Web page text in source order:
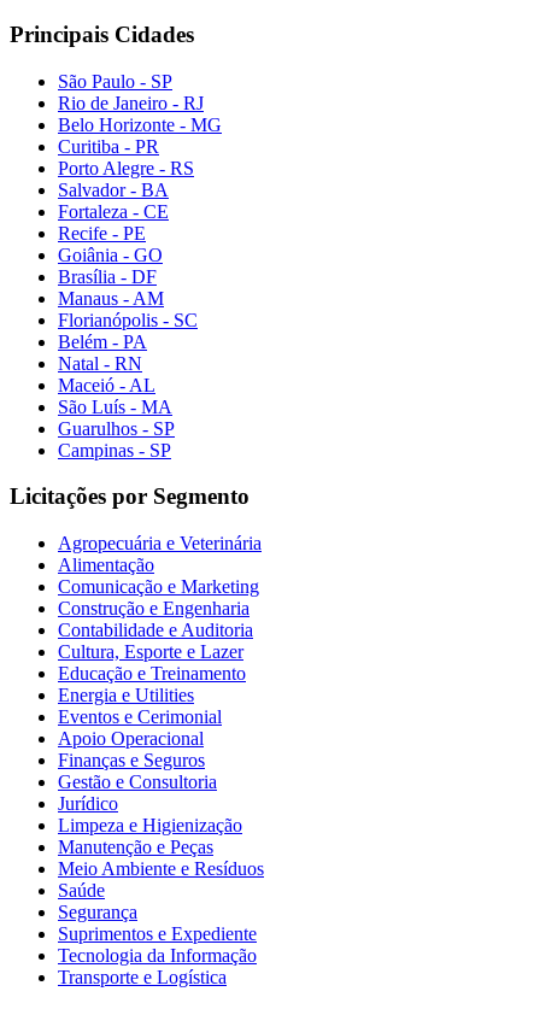
Principais Cidades
São Paulo - SP
Rio de Janeiro - RJ
Belo Horizonte - MG
Curitiba - PR
Porto Alegre - RS
Salvador - BA
Fortaleza - CE
Recife - PE
Goiânia - GO
Brasília - DF
Manaus - AM
Florianópolis - SC
Belém - PA
Natal - RN
Maceió - AL
São Luís - MA
Guarulhos - SP
Campinas - SP
Licitações por Segmento
Agropecuária e Veterinária
Alimentação
Comunicação e Marketing
Construção e Engenharia
Contabilidade e Auditoria
Cultura, Esporte e Lazer
Educação e Treinamento
Energia e Utilities
Eventos e Cerimonial
Apoio Operacional
Finanças e Seguros
Gestão e Consultoria
Jurídico
Limpeza e Higienização
Manutenção e Peças
Meio Ambiente e Resíduos
Saúde
Segurança
Suprimentos e Expediente
Tecnologia da Informação
Transporte e Logística